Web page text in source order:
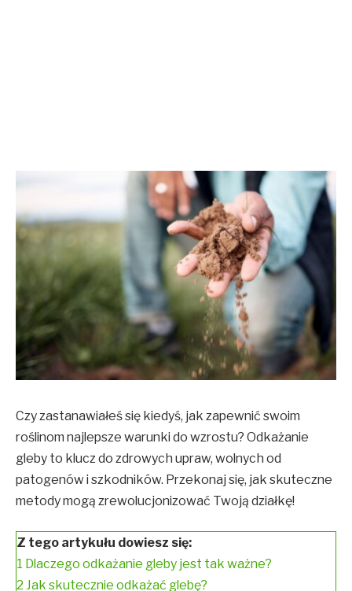
Czy zastanawiałeś się kiedyś, jak zapewnić swoim
roślinom najlepsze warunki do wzrostu? Odkażanie
gleby to klucz do zdrowych upraw, wolnych od
patogenów i szkodników. Przekonaj się, jak skuteczne
metody mogą zrewolucjonizować Twoją działkę!
Z tego artykułu dowiesz się:
1 Dlaczego odkażanie gleby jest tak ważne?
2 Jak skutecznie odkażać glebę?